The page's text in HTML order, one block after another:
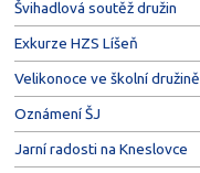
Švihadlová soutěž družin
Exkurze HZS Líšeň
Velikonoce ve školní družině
Oznámení ŠJ
Jarní radosti na Kneslovce